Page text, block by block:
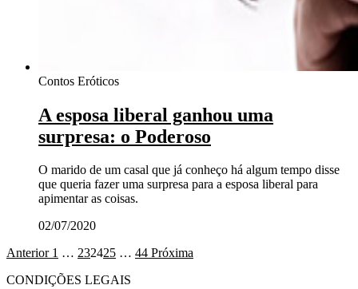
Contos Eróticos
A esposa liberal ganhou uma
surpresa: o Poderoso
O marido de um casal que já conheço há algum tempo disse
que queria fazer uma surpresa para a esposa liberal para
apimentar as coisas.
02/07/2020
Anterior 1 … 232425 … 44 Próxima
CONDIÇÕES LEGAIS